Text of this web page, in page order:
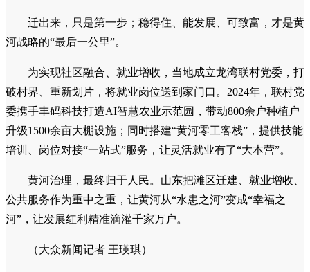
迁出来，只是第一步；稳得住、能发展、可致富，才是黄
河战略的“最后一公里”。
为实现社区融合、就业增收，当地成立龙湾联村党委，打
破村界、重新划片，将就业岗位送到家门口。2024年，联村党
委携手丰码科技打造AI智慧农业示范园，带动800余户种植户
升级1500余亩大棚设施；同时搭建“黄河零工客栈”，提供技能
培训、岗位对接“一站式”服务，让灵活就业有了“大本营”。
黄河治理，最终归于人民。山东把滩区迁建、就业增收、
公共服务作为重中之重，让黄河从“水患之河”变成“幸福之
河”，让发展红利精准滴灌千家万户。
（大众新闻记者 王瑛琪）